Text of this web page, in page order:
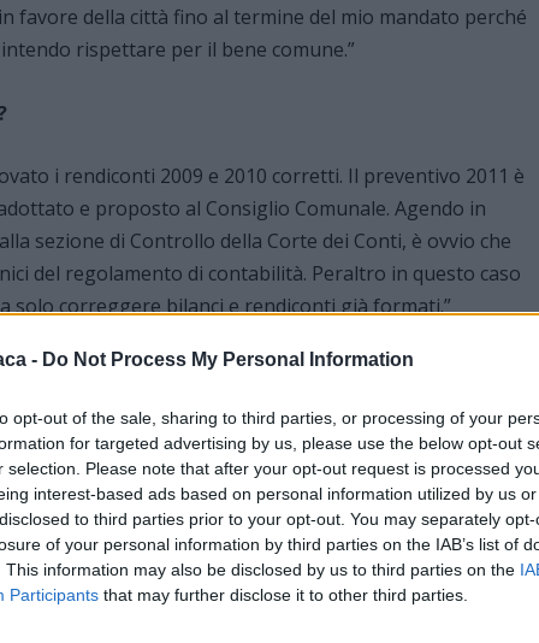
- Do Not Process My Personal Information
opt-out of the sale, sharing to third parties, or processing of your
for targeted advertising by us, please use the below opt-out
selection. Please note that after your opt-out request is processed
interest-based ads based on personal information utilized by us
to third parties prior to your opt-out. You may separately
of your personal information by third parties on the IAB’s list of
This information may also be disclosed by us to third parties on the
Participants that may further disclose it to other third parties.
favore della città fino al termine del mio mandato perché
rispettare per il bene comune.”
i rendiconti 2009 e 2010 corretti. Il preventivo 2011 è
e proposto al Consiglio Comunale. Agendo in
sezione di Controllo della Corte dei Conti, è ovvio che
del regolamento di contabilità. Peraltro in questo caso
solo correggere bilanci e rendiconti già formati.”
il Comune riuscirà ugualmente a risanare i
di mera guida a garantire la conformità tra indicazioni
tutto la discrezionalità di scelta dell’Amministrazione del
pienamente alla pronuncia della Corte dei Conti. In
pur con carattere di provvisorietà, una dirigenza che
al raggiungimento finale di tutte le modifiche che la